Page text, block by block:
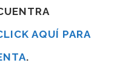
AQUÍ PARA
.